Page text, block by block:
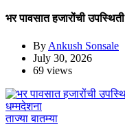
भर पावसात हजारोंची
By Ankush Sonsale
July 30, 2026
69 views
ताज्या बातम्या